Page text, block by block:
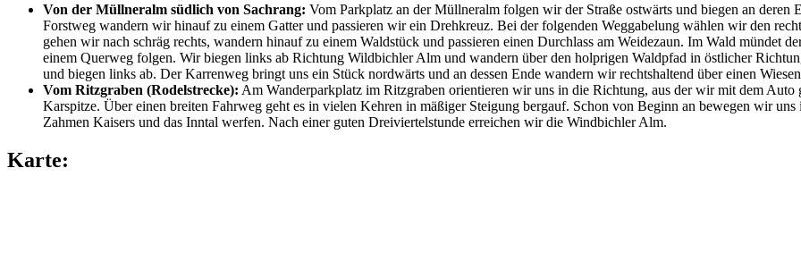
Von der Müllneralm südlich von Sachrang: Vom Parkplatz an der Müllneralm folgen wir der Straße ostwärts und biegen an
Forstweg wandern wir hinauf zu einem Gatter und passieren wir ein Drehkreuz. Bei der folgenden Weggabelung wählen wir den
gehen wir nach schräg rechts, wandern hinauf zu einem Waldstück und passieren einen Durchlass am Weidezaun. Im Wald mündet
einem Querweg folgen. Wir biegen links ab Richtung Wildbichler Alm und wandern über den holprigen Waldpfad in östlicher
und biegen links ab. Der Karrenweg bringt uns ein Stück nordwärts und an dessen Ende wandern wir rechtshaltend über einen
Vom Ritzgraben (Rodelstrecke): Am Wanderparkplatz im Ritzgraben orientieren wir uns in die Richtung, aus der wir mit dem
Karspitze. Über einen breiten Fahrweg geht es in vielen Kehren in mäßiger Steigung bergauf. Schon von Beginn an bewegen wir
Zahmen Kaisers und das Inntal werfen. Nach einer guten Dreiviertelstunde erreichen wir die Windbichler Alm.
Karte: